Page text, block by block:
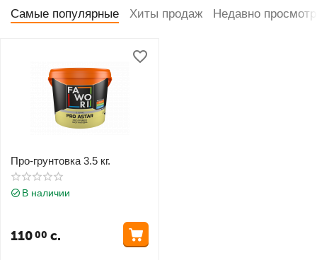
Самые популярные Хиты продаж Недавно
Про-грунтовка 3.5 кг.
В наличии
11000 с.